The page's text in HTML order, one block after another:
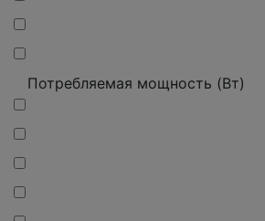
Потребляемая мощность (Вт)